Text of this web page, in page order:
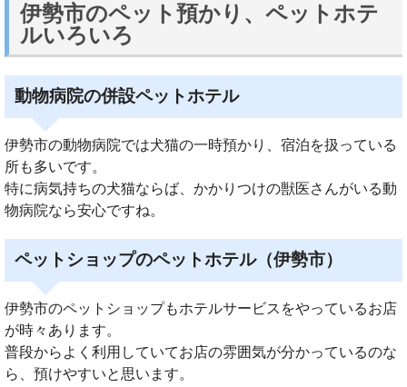
伊勢市のペット預かり、ペットホテ
ルいろいろ
動物病院の併設ペットホテル
伊勢市の動物病院では犬猫の一時預かり、宿泊を扱っている
所も多いです。
特に病気持ちの犬猫ならば、かかりつけの獣医さんがいる動
物病院なら安心ですね。
ペットショップのペットホテル（伊勢市）
伊勢市のペットショップもホテルサービスをやっているお店
が時々あります。
普段からよく利用していてお店の雰囲気が分かっているのな
ら、預けやすいと思います。